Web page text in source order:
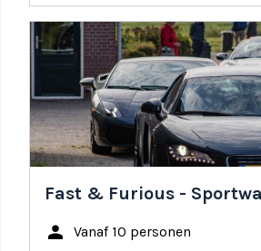
Fast & Furious -
person Vanaf 10 personen